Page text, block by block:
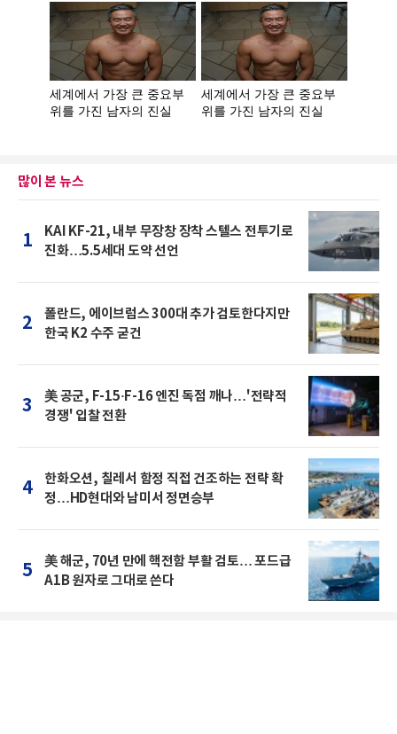
많이 본 뉴스
1
KAI KF-21, 내부 무장창 장착 스텔스 전투기로
진화…5.5세대 도약 선언
2
폴란드, 에이브럼스 300대 추가 검토한다지만
한국 K2 수주 굳건
3
美 공군, F-15·F-16 엔진 독점 깨나…'전략적
경쟁' 입찰 전환
4
한화오션, 칠레서 함정 직접 건조하는 전략 확
정…HD현대와 남미서 정면승부
5
美 해군, 70년 만에 핵전함 부활 검토… 포드급
A1B 원자로 그대로 쓴다